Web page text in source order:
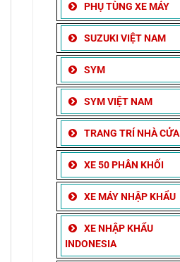
PHỤ TÙNG XE MÁY
SUZUKI VIỆT NAM
SYM
SYM VIỆT NAM
TRANG TRÍ NHÀ CỬA
XE 50 PHÂN KHỐI
XE MÁY NHẬP KHẨU
XE NHẬP KHẨU
INDONESIA